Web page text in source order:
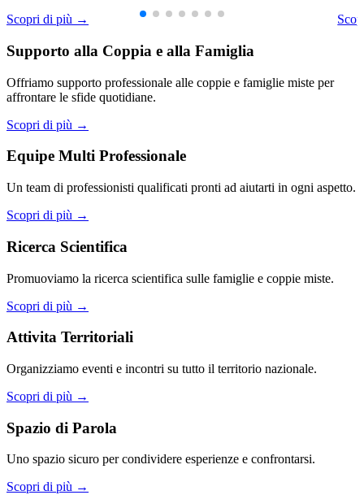
Scopri di più →
Supporto alla Coppia e alla Famiglia
Offriamo supporto professionale alle coppie e famiglie miste per
affrontare le sfide quotidiane.
Scopri di più →
Equipe Multi Professionale
Un team di professionisti qualificati pronti ad aiutarti in ogni aspetto.
Scopri di più →
Ricerca Scientifica
Promuoviamo la ricerca scientifica sulle famiglie e coppie miste.
Scopri di più →
Attivita Territoriali
Organizziamo eventi e incontri su tutto il territorio nazionale.
Scopri di più →
Spazio di Parola
Uno spazio sicuro per condividere esperienze e confrontarsi.
Scopri di più →